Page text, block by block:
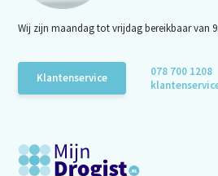
Wij zijn maandag tot vrijdag bereikbaar van
Klantenservice
078 700 1208